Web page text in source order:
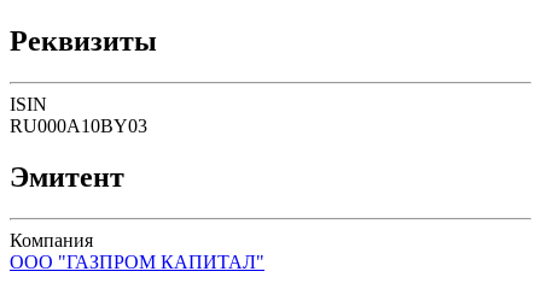
Реквизиты
ISIN
RU000A10BY03
Эмитент
Компания
ООО "ГАЗПРОМ КАПИТАЛ"